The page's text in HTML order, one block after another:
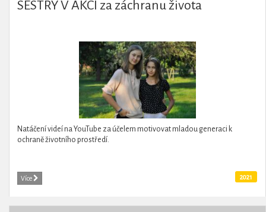
SESTRY V AKCI za záchranu života
Natáčení videí na YouTube za účelem motivovat mladou generaci k
ochraně životního prostředí.
Více 2021